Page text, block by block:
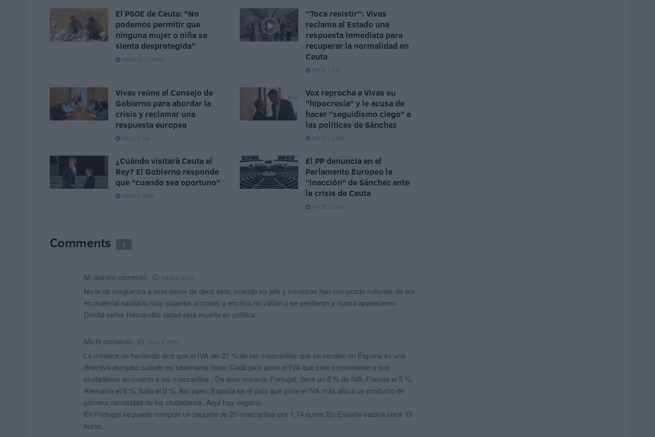
El PSOE de Ceuta: "No
podemos permitir que
ninguna mujer o niña se
sienta desprotegida"
HACE 20 HORAS
“Toca resistir”: Vivas
reclama al Estado una
respuesta inmediata para
recuperar la normalidad en
Ceuta
HACE 1 DÍA
Vivas reúne al Consejo de
Gobierno para abordar la
crisis y reclamar una
respuesta europea
HACE 1 DÍA
Vox reprocha a Vivas su
"hipocresía" y le acusa de
hacer "seguidismo ciego" a
las políticas de Sánchez
HACE 2 DÍAS
¿Cuándo visitará Ceuta el
Rey? El Gobierno responde
que "cuando sea oportuno"
HACE 2 DÍAS
El PP denuncia en el
Parlamento Europeo la
"inacción" de Sánchez ante
la crisis de Ceuta
HACE 3 DÍAS
Comments 3
Mi opinión comentó: hace 6 años
No le da vergüenza a este señor de decir esto, cuando su jefe y ministros han comprado millones de eur
en material sanitario muy superior al coste, y encima no valían o se perdieron y nunca aparecieron.
Dimita señor Hernández usted esta muerto en política
Micht comentó: hace 6 años
La ministra de hacienda dice que el IVA del 21 % de las mascarillas que se venden en España es una
directiva europea cuándo es totalmente falso. Cada país pone el IVA que cree conveniente a sus
ciudadanos en cuanto a las mascarillas . De esta manera, Portugal, tiene un 6 % de IVA, Francia el 5 %,
Alemania el 6 %, Italia el 0 %. Así pues: España es el país que pone el IVA más alto a un producto de
primera necesidad de los ciudadanos. Aquí hay negocio.
En Portugal se puede comprar un paquete de 20 mascarillas por 1,74 euros.’En España saldría unos 13
euros.